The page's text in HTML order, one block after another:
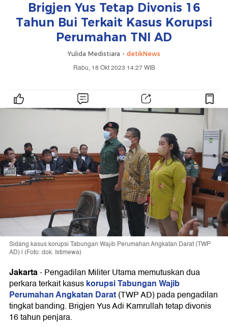
Brigjen Yus Tetap Divonis 16
Tahun Bui Terkait Kasus Korupsi
Perumahan TNI AD
Yulida Medistiara - detikNews
Rabu, 18 Okt 2023 14:27 WIB
Sidang kasus korupsi Tabungan Wajib Perumahan Angkatan Darat (TWP
AD) | (Foto: dok. Istimewa)
Jakarta-Pengadilan Militer Utama memutuskan dua
perkara terkait kasuskorupsi Tabungan Wajib
Perumahan Angkatan Darat(TWP AD) pada pengadilan
tingkat banding. Brigjen Yus Adi Kamrullah tetap divonis
16 tahun penjara.